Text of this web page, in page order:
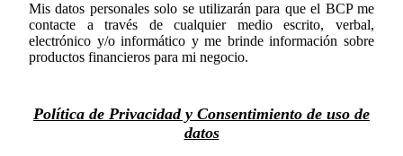
Mis datos personales solo se utilizarán para que el BCP me
contacte a través de cualquier medio escrito, verbal,
electrónico y/o informático y me brinde información sobre
productos financieros para mi negocio.
Política de Privacidad y Consentimiento de uso de
datos